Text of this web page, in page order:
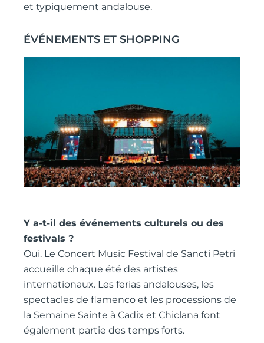
et typiquement andalouse.
ÉVÉNEMENTS ET SHOPPING
Y a-t-il des événements culturels ou des
festivals ?
Oui. Le Concert Music Festival de Sancti Petri
accueille chaque été des artistes
internationaux. Les ferias andalouses, les
spectacles de flamenco et les processions de
la Semaine Sainte à Cadix et Chiclana font
également partie des temps forts.